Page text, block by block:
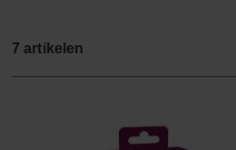
7 artikelen